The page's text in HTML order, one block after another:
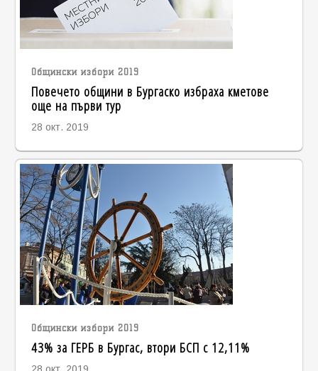
Общински избори 2019
Повечето общини в Бургаско избраха кметове
още на първи тур
28 окт. 2019
Общински избори 2019
43% за ГЕРБ в Бургас, втори БСП с 12,11%
28 окт. 2019